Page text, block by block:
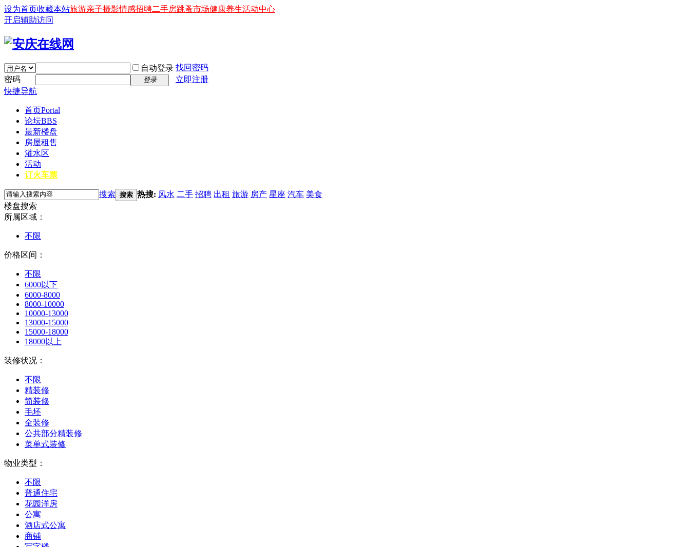
设为首页收藏本站旅游亲子摄影情感招聘二手房跳蚤市场健康养生活动中心
开启辅助访问
自动登录 找回密码
密码
登录
立即注册
快捷导航
首页Portal
论坛BBS
最新楼盘
房屋租售
灌水区
活动
订火车票
搜索 搜索 热搜: 风水 二手 招聘 出租 旅游 房产 星座 汽车 美食
楼盘搜索
所属区域：
不限
价格区间：
不限
6000以下
6000-8000
8000-10000
10000-13000
13000-15000
15000-18000
18000以上
装修状况：
不限
精装修
简装修
毛坯
全装修
公共部分精装修
菜单式装修
物业类型：
不限
普通住宅
花园洋房
公寓
酒店式公寓
商铺